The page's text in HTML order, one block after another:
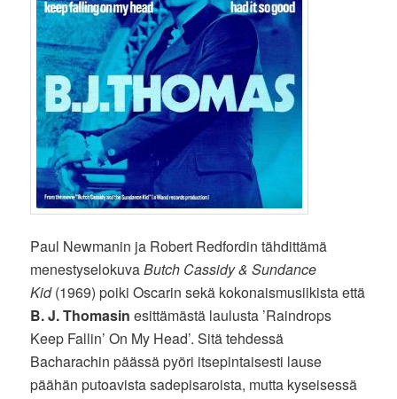
Paul Newmanin ja Robert Redfordin tähdittämä
menestyselokuvaButch Cassidy & Sundance
Kid(1969) poiki Oscarin sekä kokonaismusiikista että
B. J. Thomasin esittämästä laulusta ’Raindrops
Keep Fallin’ On My Head’. Sitä tehdessä
Bacharachin päässä pyöri itsepintaisesti lause
päähän putoavista sadepisaroista, mutta kyseisessä